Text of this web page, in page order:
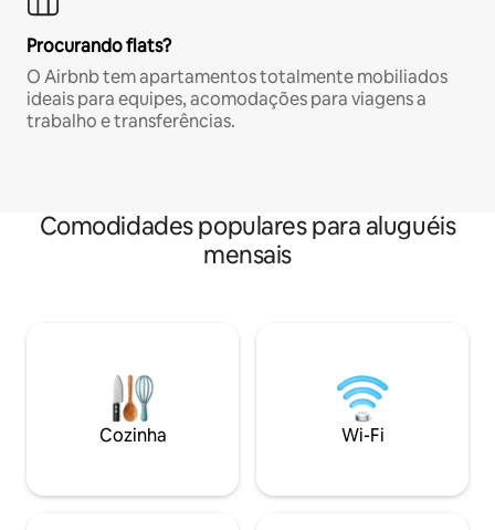
Procurando flats?
O Airbnb tem apartamentos totalmente mobiliados
ideais para equipes, acomodações para viagens a
trabalho e transferências.
Comodidades populares para aluguéis
mensais
Cozinha Wi-Fi